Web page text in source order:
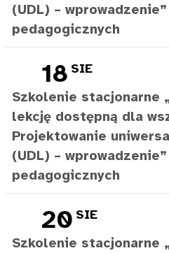
(UDL) –
pedagogicznych
18 SIE
Szkolenie stacjonarne
lekcję dostępną dla
Projektowanie
(UDL) –
pedagogicznych
20 SIE
Szkolenie stacjonarne